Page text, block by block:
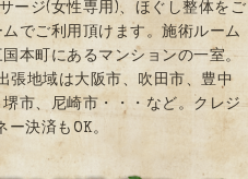
ージ(女性専用)、ほぐし整体をご
でご利用頂けます。施術ルーム
本町にあるマンションの一室。
張地域は大阪市、吹田市、豊中
市、尼崎市・・・など。クレジ
決済もOK。